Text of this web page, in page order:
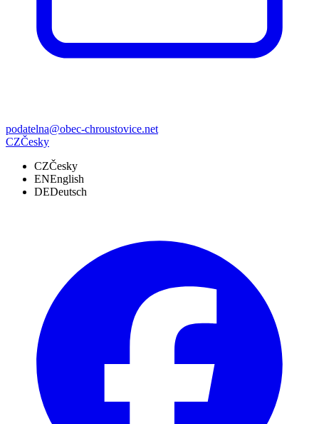
podatelna@obec-chroustovice.net
CZČesky
CZČesky
ENEnglish
DEDeutsch